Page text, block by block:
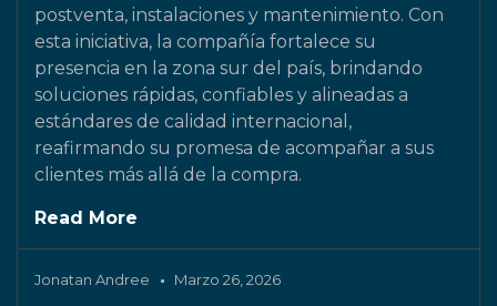
postventa, instalaciones y mantenimiento. Con
esta iniciativa, la compañía fortalece su
presencia en la zona sur del país, brindando
soluciones rápidas, confiables y alineadas a
estándares de calidad internacional,
reafirmando su promesa de acompañar a sus
clientes más allá de la compra.
Read More
Jonatan Andree Marzo 26, 2026